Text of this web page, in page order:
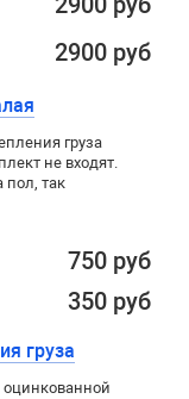
2900 руб
груза
не входят.
пол, так
750 руб
350 руб
груза
оцинкованной